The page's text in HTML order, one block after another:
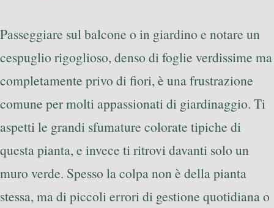
Passeggiare sul balcone o in giardino e notare un
cespuglio rigoglioso, denso di foglie verdissime ma
completamente privo di fiori, è una frustrazione
comune per molti appassionati di giardinaggio. Ti
aspetti le grandi sfumature colorate tipiche di
questa pianta, e invece ti ritrovi davanti solo un
muro verde. Spesso la colpa non è della pianta
stessa, ma di piccoli errori di gestione quotidiana o